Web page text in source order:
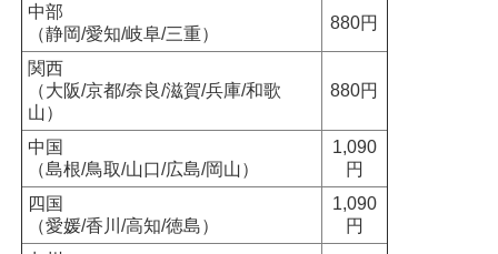
中部
（静岡/愛知/岐阜/三重）
880円
関西
（大阪/京都/奈良/滋賀/兵庫/和歌
山）
880円
中国
（島根/鳥取/山口/広島/岡山）
1,090
円
四国
（愛媛/香川/高知/徳島）
1,090
円